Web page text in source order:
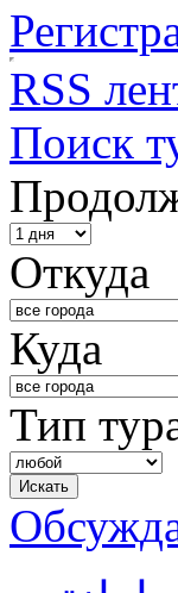
RSS
Поиск
Откуда
Куда
Тип